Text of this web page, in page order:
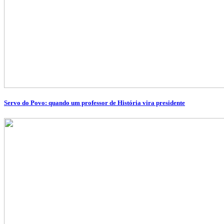
Servo do Povo: quando um professor de História vira presidente